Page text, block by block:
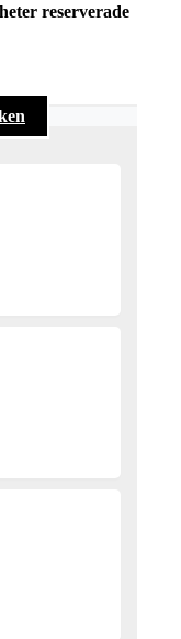
reserverade